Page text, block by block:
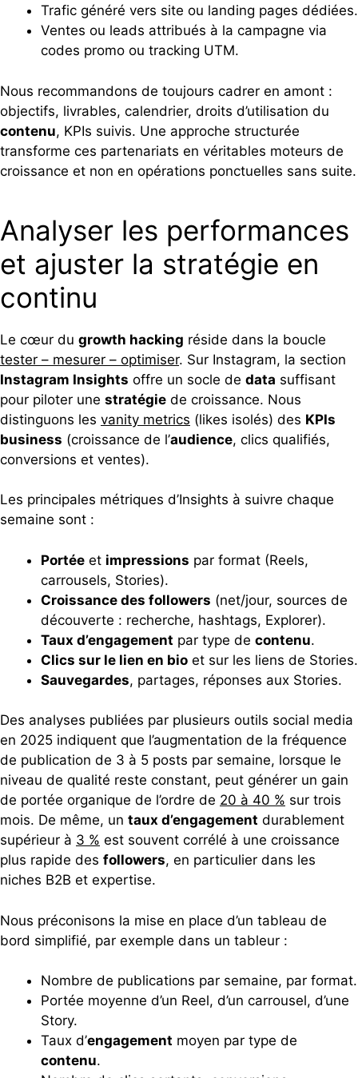
Trafic généré vers site ou landing pages dédiées.
Ventes ou leads attribués à la campagne via
codes promo ou tracking UTM.
Nous recommandons de toujours cadrer en amont :
objectifs, livrables, calendrier, droits d’utilisation du
contenu, KPIs suivis. Une approche structurée
transforme ces partenariats en véritables moteurs de
croissance et non en opérations ponctuelles sans suite.
Analyser les performances
et ajuster la stratégie en
continu
Le cœur du growth hacking réside dans la boucle
tester – mesurer – optimiser. Sur Instagram, la section
Instagram Insights offre un socle de data suffisant
pour piloter une stratégie de croissance. Nous
distinguons les vanity metrics (likes isolés) des KPIs
business (croissance de l’audience, clics qualifiés,
conversions et ventes).
Les principales métriques d’Insights à suivre chaque
semaine sont :
Portée et impressions par format (Reels,
carrousels, Stories).
Croissance des followers (net/jour, sources de
découverte : recherche, hashtags, Explorer).
Taux d’engagement par type de contenu.
Clics sur le lien en bio et sur les liens de Stories.
Sauvegardes, partages, réponses aux Stories.
Des analyses publiées par plusieurs outils social media
en 2025 indiquent que l’augmentation de la fréquence
de publication de 3 à 5 posts par semaine, lorsque le
niveau de qualité reste constant, peut générer un gain
de portée organique de l’ordre de 20 à 40 % sur trois
mois. De même, un taux d’engagement durablement
supérieur à 3 % est souvent corrélé à une croissance
plus rapide des followers, en particulier dans les
niches B2B et expertise.
Nous préconisons la mise en place d’un tableau de
bord simplifié, par exemple dans un tableur :
Nombre de publications par semaine, par format.
Portée moyenne d’un Reel, d’un carrousel, d’une
Story.
Taux d’engagement moyen par type de
contenu.